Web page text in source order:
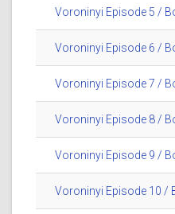
Voroninyi Episode 5 /
Voroninyi Episode 6 /
Voroninyi Episode 7 /
Voroninyi Episode 8 /
Voroninyi Episode 9 /
Voroninyi Episode 10 /